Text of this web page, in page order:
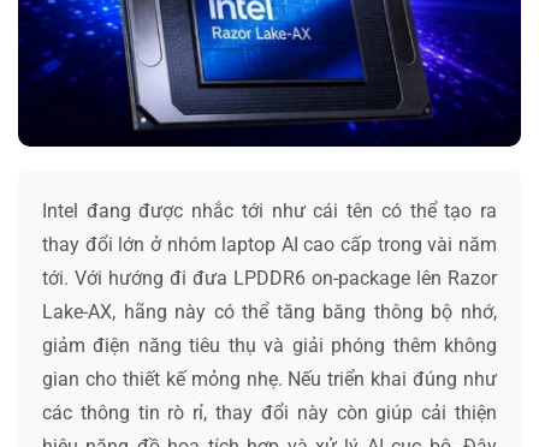
Intel đang được nhắc tới như cái tên có thể tạo ra
thay đổi lớn ở nhóm laptop AI cao cấp trong vài năm
tới. Với hướng đi đưa LPDDR6 on-package lên Razor
Lake-AX, hãng này có thể tăng băng thông bộ nhớ,
giảm điện năng tiêu thụ và giải phóng thêm không
gian cho thiết kế mỏng nhẹ. Nếu triển khai đúng như
các thông tin rò rỉ, thay đổi này còn giúp cải thiện